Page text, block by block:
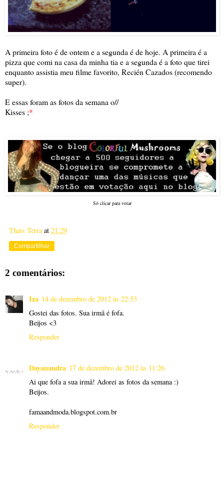
A primeira foto é de ontem e a segunda é de hoje. A primeira é a
pizza que comi na casa da minha tia e a segunda é a foto que tirei
enquanto assistia meu filme favorito, Recién Cazados (recomendo
super).
E essas foram as fotos da semana o//
Kisses ;*
Só clicar para votar
Thais Terra at 21:29
Compartilhar
2 comentários:
Iza 14 de dezembro de 2012 às 22:53
Gostei das fotos. Sua irmã é fofa.
Beijos <3
Responder
Dayanandra 17 de dezembro de 2012 às 11:26
Ai que fofa a sua irmã! Adorei as fotos da semana :)
Beijos.
famaandmoda.blogspot.com.br
Responder